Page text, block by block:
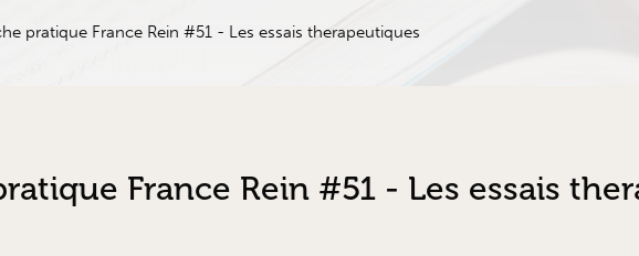
pratique France Rein #51 - Les essais therapeutiques
France Rein #51 - Les essais